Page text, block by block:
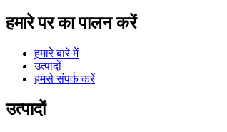
हमारे पर का पालन करें
हमारे बारे में
उत्पादों
हमसे संपर्क करें
उत्पादों